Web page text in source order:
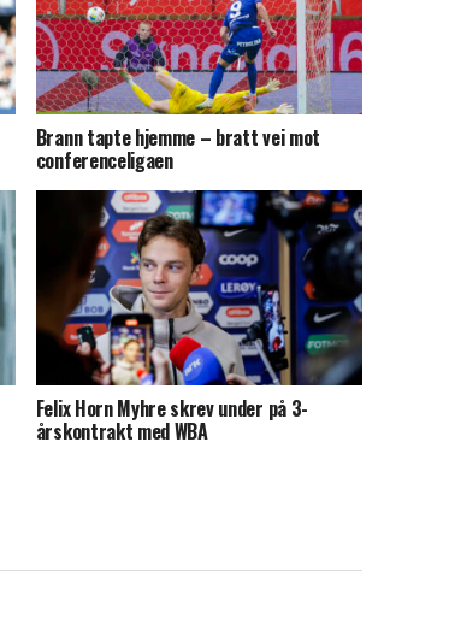
Brann tapte hjemme – bratt vei mot
conferenceligaen
Felix Horn Myhre skrev under på 3-
årskontrakt med WBA